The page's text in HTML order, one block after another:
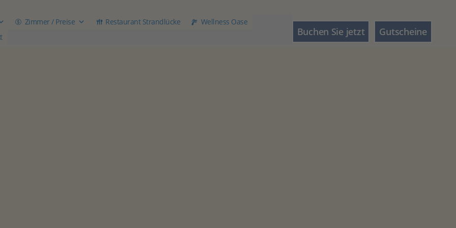
Zimmer / Preise Restaurant Strandlücke
Wellness Oase
Buchen Sie jetzt Gutscheine